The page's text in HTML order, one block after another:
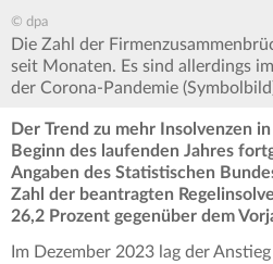
© dpa
Die Zahl der
seit Monaten. Es sind allerdings
der Corona-Pandemie
Der Trend zu mehr Insolvenzen
Beginn des laufenden Jahres
Angaben des Statistischen
Zahl der beantragten
26,2 Prozent gegenüber dem
Im Dezember 2023 lag der